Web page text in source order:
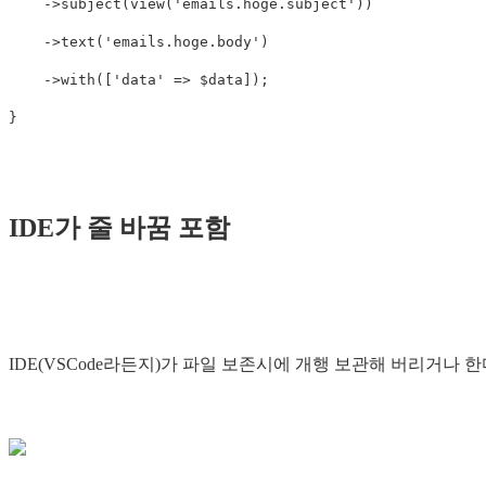
->subject ( view( 'emails.hoge.subject' ))
->text ( 'emails.hoge.body' )
->with ([ 'data' => $data ]);
}
IDE가 줄 바꿈 포함
IDE(VSCode라든지)가 파일 보존시에 개행 보관해 버리거나 한